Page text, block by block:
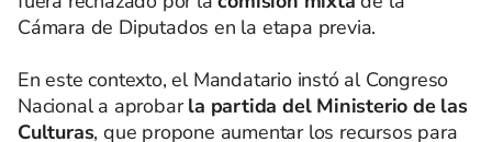
Cámara de Diputados en la etapa previa.
En este contexto, el Mandatario instó al Congreso
Nacional a aprobarla partida del Ministerio de las
Culturas, que propone aumentar los recursos para